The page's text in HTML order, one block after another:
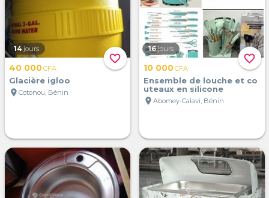
favorite_border
14 jours
40 000CFA
Glacière igloo
location_on Cotonou, Bénin
favorite_border
16 jours
10 000CFA
Ensemble de louche et co
uteaux en silicone
location_on Abomey-Calavi, Bénin